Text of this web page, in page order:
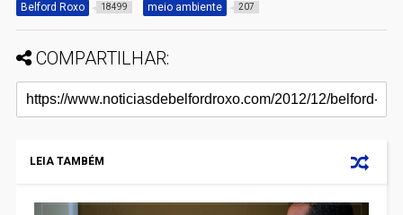
Belford Roxo 18499 meio ambiente 207
COMPARTILHAR:
LEIA TAMBÉM